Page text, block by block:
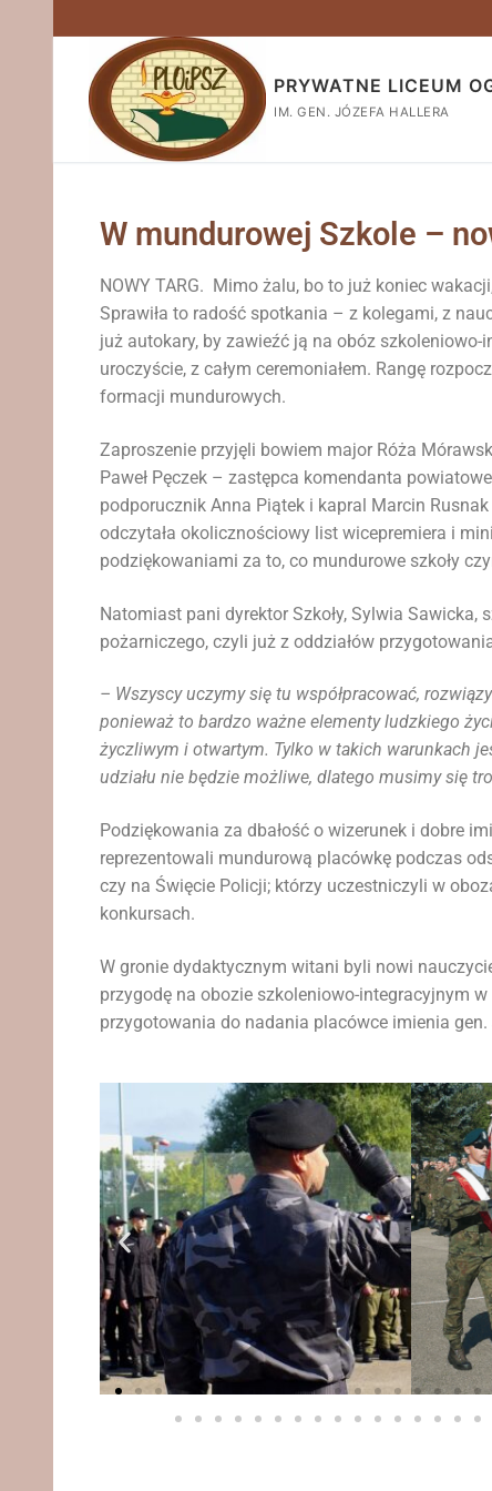
PRYWATNE LICEUM
IM. GEN. JÓZEFA HALLERA
W mundurowej Szkole –
NOWY TARG. Mimo żalu, bo to już koniec
Sprawiła to radość spotkania – z kolegami, z
już autokary, by zawieźć ją na obóz
uroczyście, z całym ceremoniałem. Rangę
formacji mundurowych.
Zaproszenie przyjęli bowiem major Róża
Paweł Pęczek – zastępca komendanta
podporucznik Anna Piątek i kapral Marcin
odczytała okolicznościowy list wicepremiera i
podziękowaniami za to, co mundurowe szkoły
Natomiast pani dyrektor Szkoły, Sylwia
pożarniczego, czyli już z oddziałów
– Wszyscy uczymy się tu współpracować,
ponieważ to bardzo ważne elementy ludzkiego
życzliwym i otwartym. Tylko w takich warunkach
udziału nie będzie możliwe, dlatego musimy się
Podziękowania za dbałość o wizerunek i dobre
reprezentowali mundurową placówkę podczas
czy na Święcie Policji; którzy uczestniczyli w
konkursach.
W gronie dydaktycznym witani byli nowi
przygodę na obozie szkoleniowo-integracyjnym
przygotowania do nadania placówce imienia